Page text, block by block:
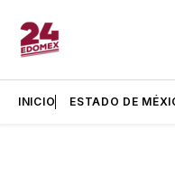
INICIO ESTADO DE